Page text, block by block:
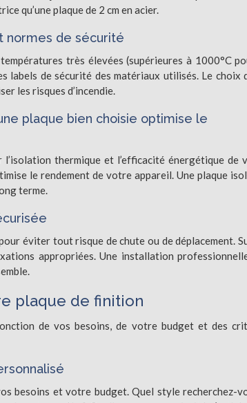
qu’une plaque de 2 cm en acier.
normes de sécurité
très élevées (supérieures à 1000°C
de sécurité des matériaux utilisés. Le choix
les risques d’incendie.
plaque bien choisie optimise le
thermique et l’efficacité énergétique de
le rendement de votre appareil. Une plaque
terme.
éviter tout risque de chute ou de déplacement.
appropriées. Une installation
plaque de finition
de vos besoins, de votre budget et des
besoins et votre budget. Quel style recherchez-